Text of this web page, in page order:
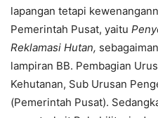
lapangan tetapi
Pemerintah Pusat, yaitu
Reklamasi Hutan,
lampiran BB. Pembagian
Kehutanan, Sub Urusan
(Pemerintah Pusat).